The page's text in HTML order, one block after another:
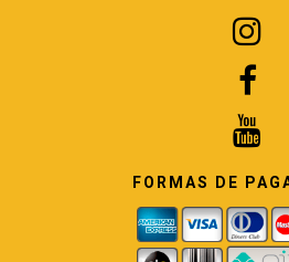
FORMAS DE